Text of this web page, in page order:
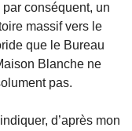
conséquent, un
massif vers le
que le Bureau
Blanche ne
pas.
d’après mon